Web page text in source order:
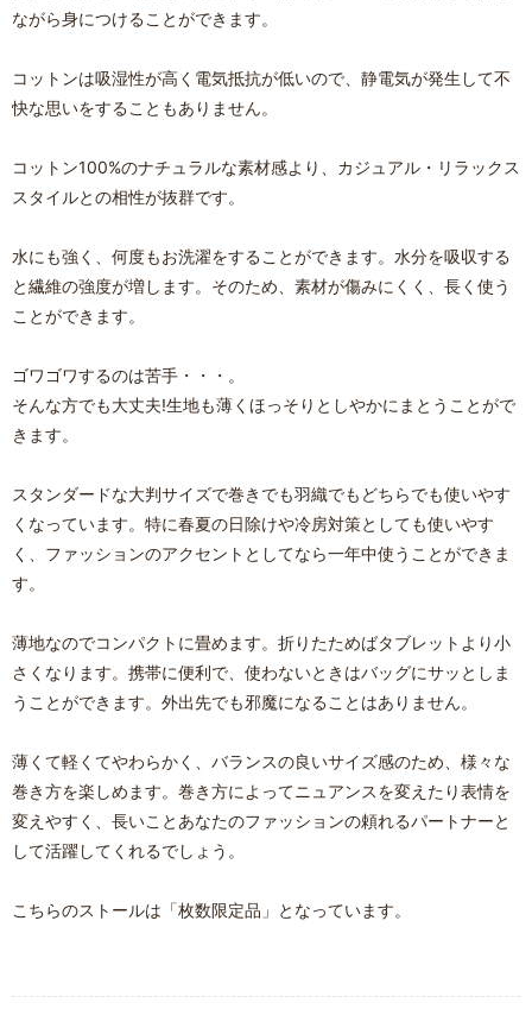
ながら身につけることができます。
コットンは吸湿性が高く電気抵抗が低いので、静電気が発生して不
快な思いをすることもありません。
コットン100%のナチュラルな素材感より、カジュアル・リラックス
スタイルとの相性が抜群です。
水にも強く、何度もお洗濯をすることができます。水分を吸収する
と繊維の強度が増します。そのため、素材が傷みにくく、長く使う
ことができます。
ゴワゴワするのは苦手・・・。
そんな方でも大丈夫!生地も薄くほっそりとしやかにまとうことがで
きます。
スタンダードな大判サイズで巻きでも羽織でもどちらでも使いやす
くなっています。特に春夏の日除けや冷房対策としても使いやす
く、ファッションのアクセントとしてなら一年中使うことができま
す。
薄地なのでコンパクトに畳めます。折りたためばタブレットより小
さくなります。携帯に便利で、使わないときはバッグにサッとしま
うことができます。外出先でも邪魔になることはありません。
薄くて軽くてやわらかく、バランスの良いサイズ感のため、様々な
巻き方を楽しめます。巻き方によってニュアンスを変えたり表情を
変えやすく、長いことあなたのファッションの頼れるパートナーと
して活躍してくれるでしょう。
こちらのストールは「枚数限定品」となっています。